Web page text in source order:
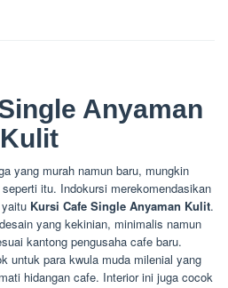
Anyaman
Kulit
yang murah namun baru, mungkin
itu. Indokursi merekomendasikan
Kursi Cafe Single Anyaman Kulit.
yang kekinian, minimalis namun
kantong pengusaha cafe baru.
untuk para kwula muda milenial yang
hidangan cafe. Interior ini juga cocok